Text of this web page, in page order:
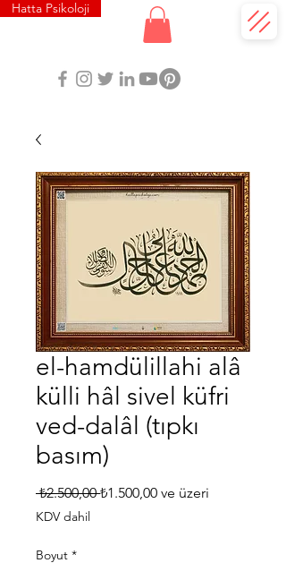
Hatta Psikoloji
el-hamdülillahi alâ
külli hâl sivel küfri
ved-dalâl (tıpkı
basım)
₺2.500,00 Normal
₺1.500,00 ve üzeri
KDV dahil
Boyut *